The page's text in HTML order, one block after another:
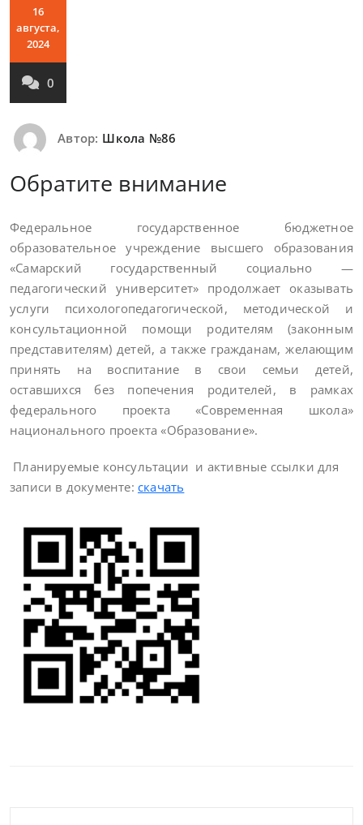
16
августа,
2024
0
Автор: Школа №86
Обратите внимание
Федеральное государственное бюджетное
образовательное учреждение высшего образования
«Самарский государственный социально —
педагогический университет» продолжает оказывать
услуги психолого­педагогической, методической и
консультационной помощи родителям (законным
представителям) детей, а также гражданам, желающим
принять на воспитание в свои семьи детей,
оставшихся без попечения родителей, в рамках
федерального проекта «Современная школа»
национального проекта «Образование».
Планируемые консультации и активные ссылки для
записи в документе: скачать